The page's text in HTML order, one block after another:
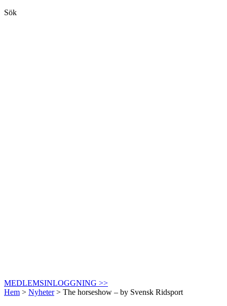
Sök
MEDLEMSINLOGGNING >>
Hem > Nyheter> The horseshow – by Svensk Ridsport